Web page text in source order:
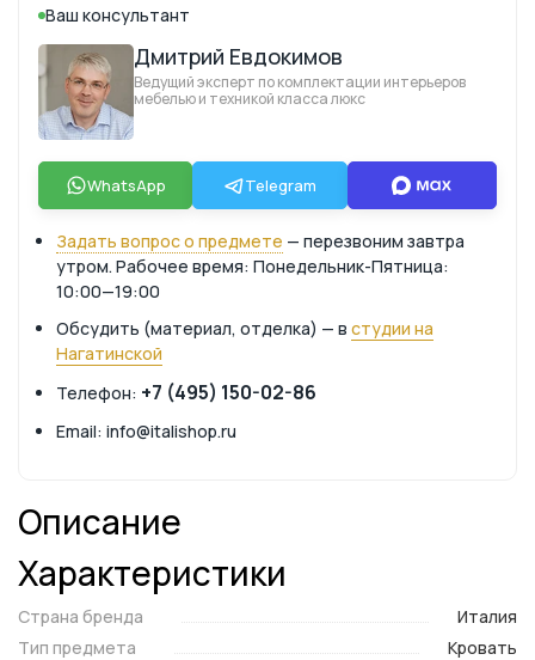
Ваш консультант
Дмитрий Евдокимов
Ведущий эксперт по комплектации интерьеров
мебелью и техникой класса люкс
WhatsApp Telegram
Задать вопрос о предмете — перезвоним завтра
утром. Рабочее время: Понедельник-Пятница:
10:00—19:00
Обсудить (материал, отделка) — в студии на
Нагатинской
Телефон: +7 (495) 150-02-86
Email: info@italishop.ru
Описание
Характеристики
Страна бренда
Италия
Тип предмета
Кровать